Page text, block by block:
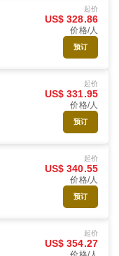
起价
US$ 328.86
价格/人
预订
起价
US$ 331.95
价格/人
预订
起价
US$ 340.55
价格/人
预订
起价
US$ 354.27